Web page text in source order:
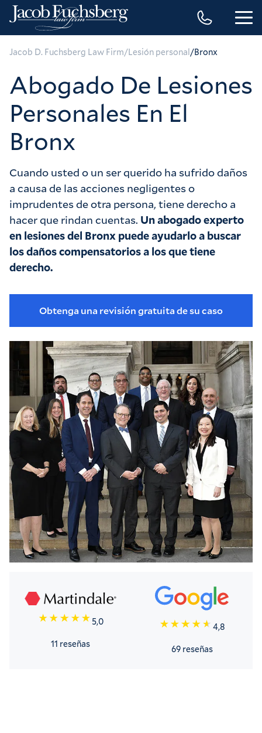
Jacob D. Fuchsberg Law Firm/Lesión personal/Bronx
Abogado De Lesiones
Personales En El
Bronx
Cuando usted o un ser querido ha sufrido daños
a causa de las acciones negligentes o
imprudentes de otra persona, tiene derecho a
hacer que rindan cuentas. Un abogado experto
en lesiones del Bronx puede ayudarlo a buscar
los daños compensatorios a los que tiene
derecho.
Obtenga una revisión gratuita de su caso
5,0
11 reseñas
4,8
69 reseñas